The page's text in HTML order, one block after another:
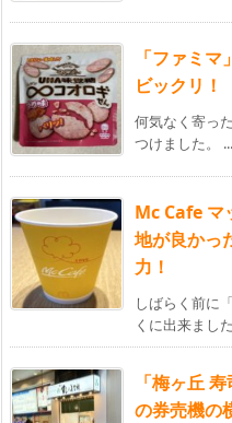
「ファミマ
ビックリ！
何気なく寄っ
つけました。 ...
Mc Cafe マ
地が良かっ
力！
しばらく前に
くに出来まし
「梅ヶ丘
の券売機の